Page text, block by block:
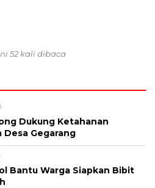
52 kali dibaca
Dukung Ketahanan
Desa Gegarang
Bantu Warga Siapkan Bibit